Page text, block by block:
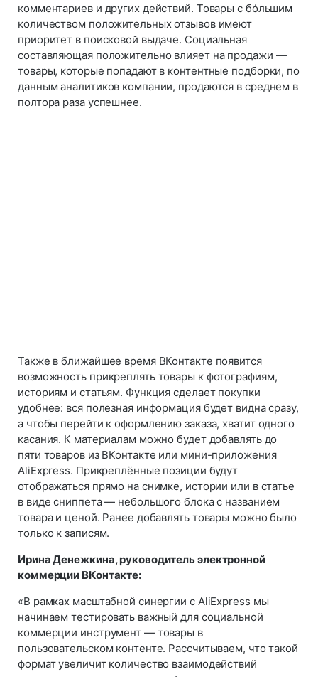
комментариев и других действий. Товары с бóльшим
количеством положительных отзывов имеют
приоритет в поисковой выдаче. Социальная
составляющая положительно влияет на продажи —
товары, которые попадают в контентные подборки, по
данным аналитиков компании, продаются в среднем в
полтора раза успешнее.
Также в ближайшее время ВКонтакте появится
возможность прикреплять товары к фотографиям,
историям и статьям. Функция сделает покупки
удобнее: вся полезная информация будет видна сразу,
а чтобы перейти к оформлению заказа, хватит одного
касания. К материалам можно будет добавлять до
пяти товаров из ВКонтакте или мини-приложения
AliExpress. Прикреплённые позиции будут
отображаться прямо на снимке, истории или в статье
в виде сниппета — небольшого блока с названием
товара и ценой. Ранее добавлять товары можно было
только к записям.
Ирина Денежкина, руководитель электронной
коммерции ВКонтакте:
«В рамках масштабной синергии c AliExpress мы
начинаем тестировать важный для социальной
коммерции инструмент — товары в
пользовательском контенте. Рассчитываем, что такой
формат увеличит количество взаимодействий